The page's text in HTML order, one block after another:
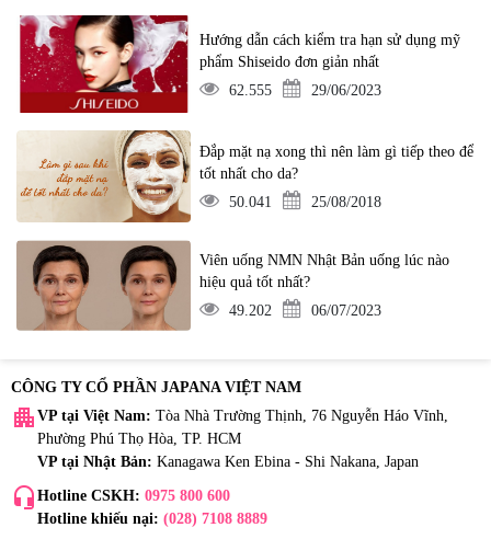
Hướng dẫn cách kiểm tra hạn sử dụng mỹ
phẩm Shiseido đơn giản nhất
62.555
29/06/2023
Đắp mặt nạ xong thì nên làm gì tiếp theo để
tốt nhất cho da?
50.041
25/08/2018
Viên uống NMN Nhật Bản uống lúc nào
hiệu quả tốt nhất?
49.202
06/07/2023
CÔNG TY CỔ PHẦN JAPANA VIỆT NAM
apartment VP tại Việt Nam: Tòa Nhà Trường Thịnh, 76 Nguyễn Háo Vĩnh,
Phường Phú Thọ Hòa, TP. HCM
VP tại Nhật Bản: Kanagawa Ken Ebina - Shi Nakana, Japan
headset_mic Hotline CSKH: 0975 800 600
Hotline khiếu nại: (028) 7108 8889